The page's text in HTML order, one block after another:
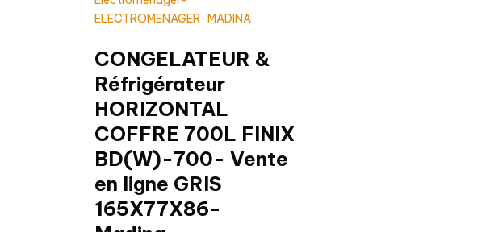
CONGELATEUR &
Réfrigérateur
HORIZONTAL
COFFRE 700L FINIX
BD(W)-700- Vente
en ligne GRIS
165X77X86-